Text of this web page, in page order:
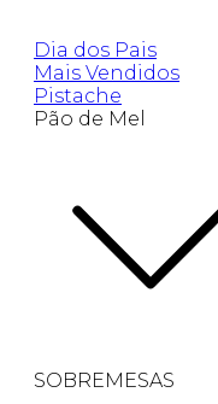
Dia dos Pais
Mais Vendidos
Pistache
Pão de Mel
SOBREMESAS